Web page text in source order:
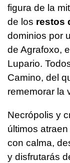
figura de la
de los restos
dominios por
de Agrafoxo,
Lupario.
Camino, del
rememorar la
Necrópolis y
últimos
con calma,
y disfrutarás